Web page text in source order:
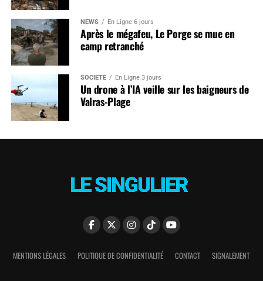
NEWS En Ligne 6 jours
Après le mégafeu, Le Porge se mue en
camp retranché
SOCIÉTÉ En Ligne 3 jours
Un drone à l’IA veille sur les baigneurs de
Valras-Plage
MENTIONS LÉGALES POLITIQUE DE CONFIDENTIALITÉ CONTACT SIGNALEMENT